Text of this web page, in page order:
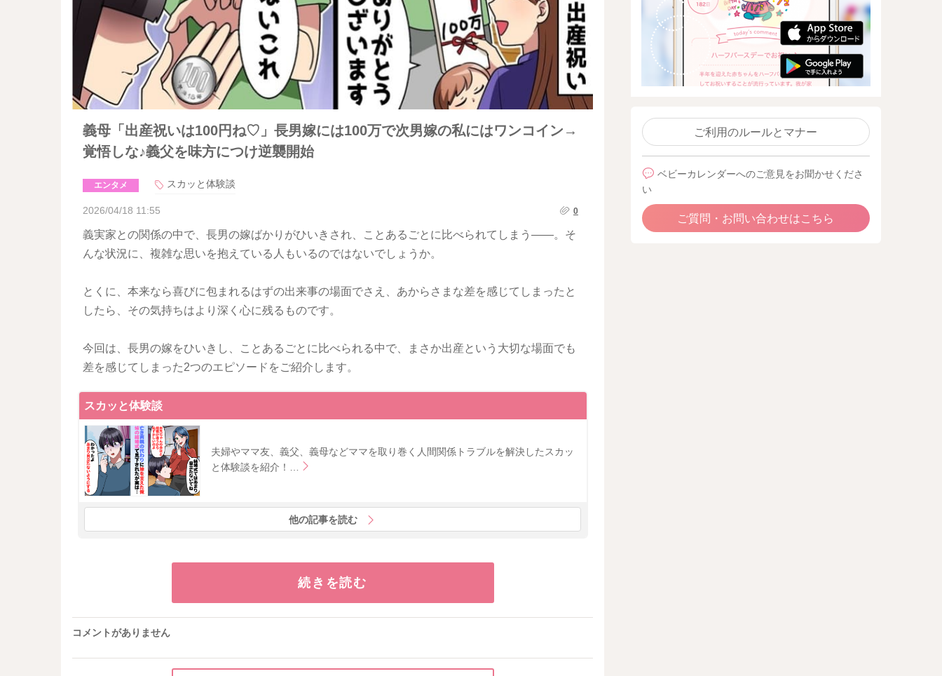
義母「出産祝いは100円ね♡」長男嫁には100万で次男嫁の私にはワンコイン→
覚悟しな♪義父を味方につけ逆襲開始
エンタメ スカッと体験談
2026/04/18 11:55 0
義実家との関係の中で、長男の嫁ばかりがひいきされ、ことあるごとに比べられてしまう――。そ
んな状況に、複雑な思いを抱えている人もいるのではないでしょうか。
とくに、本来なら喜びに包まれるはずの出来事の場面でさえ、あからさまな差を感じてしまったと
したら、その気持ちはより深く心に残るものです。
今回は、長男の嫁をひいきし、ことあるごとに比べられる中で、まさか出産という大切な場面でも
差を感じてしまった2つのエピソードをご紹介します。
スカッと体験談
夫婦やママ友、義父、義母などママを取り巻く人間関係トラブルを解決したスカッ
と体験談を紹介！…
他の記事を読む
続きを読む
コメントがありません
ご利用のルールとマナー
ベビーカレンダーへのご意見をお聞かせくださ
い
ご質問・お問い合わせはこちら